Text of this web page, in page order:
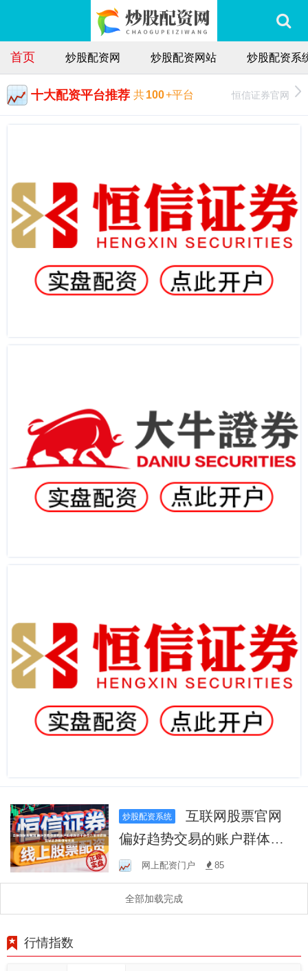
首页 炒股配资网 炒股配资网站 炒股配资系
十大配资平台推荐 共100+平台 恒信证券官网
炒股配资系统
互联网股票官网
偏好趋势交易的账户群体在
处于多空力量博弈频繁导致
趋势信号失真
网上配资门户 85
全部加载完成
行情指数